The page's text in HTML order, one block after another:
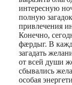
интересную
полную
привлечения
Конечно,
фæрдыг. В
загадать
от всей души
сбывались
особая